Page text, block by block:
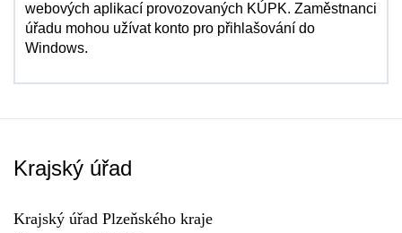
webových aplikací provozovaných KÚPK. Zaměstnanci
úřadu mohou užívat konto pro přihlašování do
Windows.
Krajský úřad
Krajský úřad Plzeňského kraje